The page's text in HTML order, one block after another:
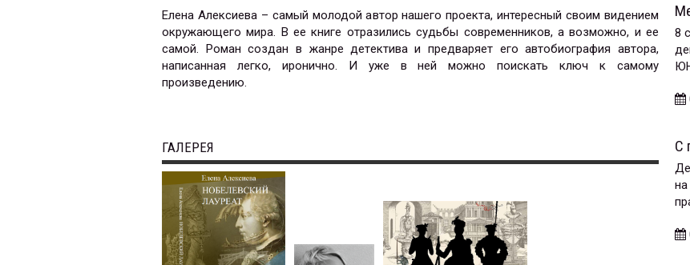
Елена Алексиева – самый молодой автор нашего проекта, интересный своим видением
окружающего мира. В ее книге отразились судьбы современников, а возможно, и ее
самой. Роман создан в жанре детектива и предваряет его автобиография автора,
написанная легко, иронично. И уже в ней можно поискать ключ к самому
произведению.
ГАЛЕРЕЯ
8
С